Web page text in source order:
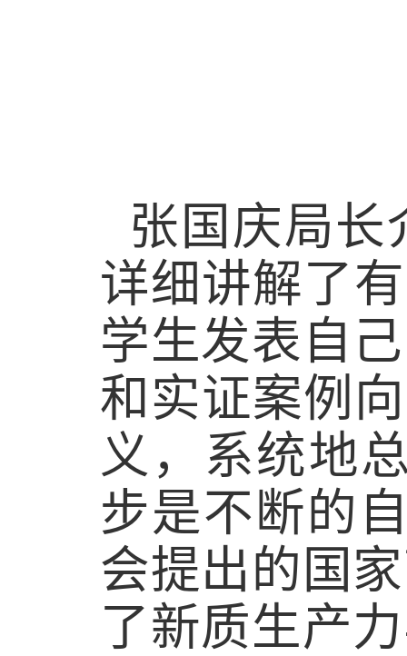
张国庆局长
详细讲解了
学生发表自
和实证案例
义，系统地
步是不断的
会提出的国
了新质生产